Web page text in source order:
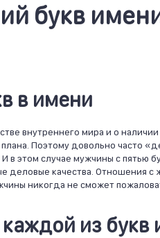
букв
в имени
внутреннего мира и о
Поэтому довольно часто
в этом случае мужчины с пятью
деловые качества. Отношения с
никогда не сможет
из букв